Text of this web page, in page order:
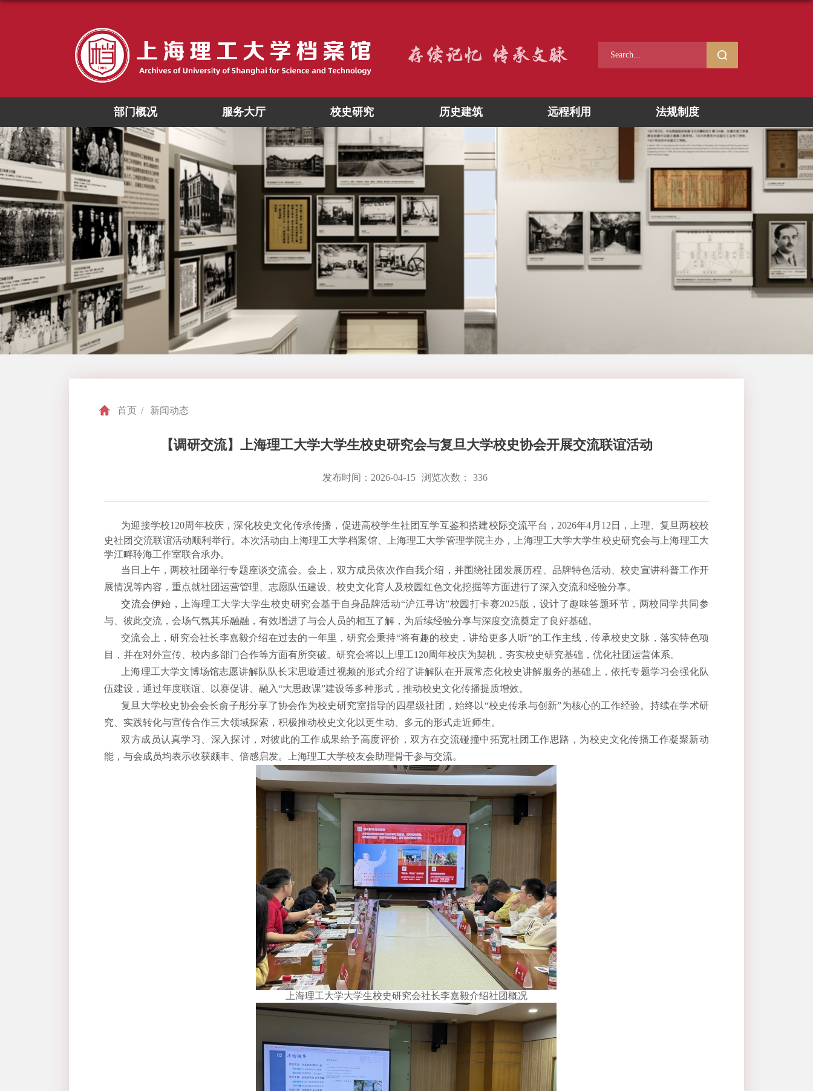
部门概况 服务大厅 校史研究 历史建筑 远程利用 法规制度
首页 / 新闻动态
【调研交流】上海理工大学大学生校史研究会与复旦大学校史协会开展交流联谊活动
发布时间：2026-04-15 浏览次数： 336
为迎接学校120周年校庆，深化校史文化传承传播，促进高校学生社团互学互鉴和搭建校际交流平台， 2026年4 月 12 日，上理、复旦两校校
史社团交流联谊活动顺利举行。本次活动由上海理工大学档案馆、上海理工大学管理学院主办，上海理工大学大学生校史研究会与上海理工大
学江畔聆海工作室联合承办。
当日上午，两校社团举行专题座谈交流会。会上，双方成员依次作自我介绍，并围绕社团发展历程、品牌特色活动、校史宣讲科普工作开
展情况等内容，重点就社团运营管理、志愿队伍建设、校史文化育人及校园红色文化挖掘等方面进行了深入交流和经验分享。
交流会伊始，
上海理工大学大学生校史研究会基于自身品牌活动“沪江寻访”校园打卡赛2025版，设计了趣味答题环节，两校同学共同参
与、彼此交流，会场气氛其乐融融 ，有效增进了与会人员的相互了解，为后续经验分享与深度交流奠定了良好基础。
交流会上，研究会社长李嘉毅介绍在过去的一年里，研究会秉持“将有趣的校史，讲给更多人听”的工作主线，传承校史文脉，落实特色项
目，并在对外宣传、校内多部门合作等方面有所突破。研究会将以上理工120周年校庆为契机，夯实校史研究基础，优化社团运营体系。
上海理工大学文博场馆志愿讲解队队长宋思璇通过视频的形式介绍了讲解队在开展常态化校史讲解服务的基础上，依托专题学习会强化队
伍建设，通过年度联谊、以赛促讲、融入“大思政课”建设等多种形式，推动校史文化传播提质增效。
复旦大学校史协会会长俞子彤分享了协会作为校史研究室指导的四星级社团，始终以“校史传承与创新”为核心的工作经验。持续在学术研
究、实践转化与宣传合作三大领域探索，积极推动校史文化以更生动、多元的形式走近师生。
双方成员认真学习 、深入探讨 ，对彼此的工作成果给予高度评价 ，双方在交流碰撞中拓宽社团工作思路，为校史文化传播工作凝聚新动
能 ，与会成员均表示收获颇丰、倍感启发。上海理工大学校友会助理骨干参与交流。
上海理工大学大学生校史研究会社长李嘉毅介绍社团概况